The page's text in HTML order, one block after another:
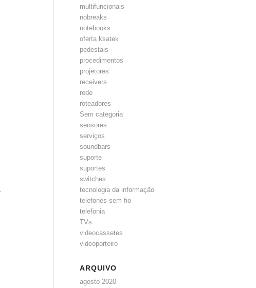
multifuncionais
nobreaks
notebooks
oferta ksatek
pedestais
procedimentos
projetores
receivers
rede
roteadores
Sem categoria
sensores
serviços
soundbars
suporte
suportes
switches
tecnologia da informação
telefones sem fio
telefonia
TVs
videocassetes
videoporteiro
ARQUIVO
agosto 2020